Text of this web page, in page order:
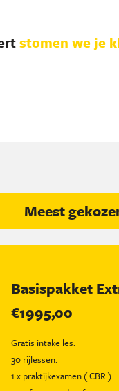
stomen we je
Meest
Basispakket
€1995,00
Gratis intake les.
30 rijlessen.
1 x praktijkexamen ( CBR ).